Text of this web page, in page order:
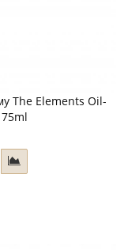
The Elements Oil-